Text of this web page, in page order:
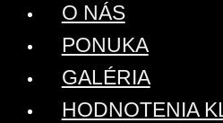
O NÁS
PONUKA
GALÉRIA
HODNOTENIA